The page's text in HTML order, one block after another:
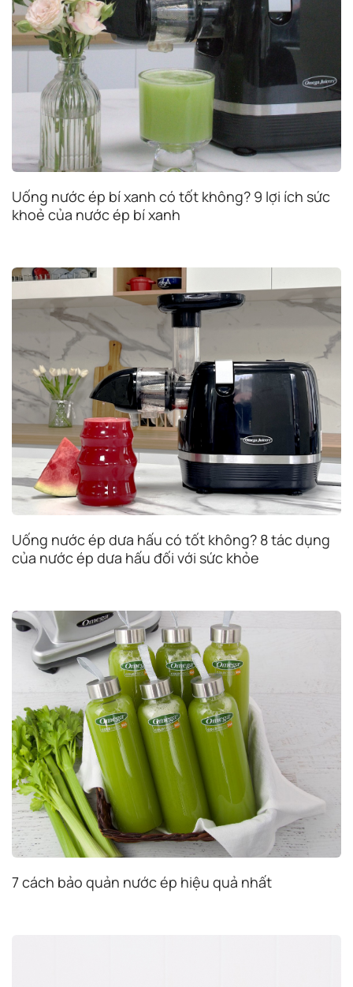
Uống nước ép bí xanh có tốt không? 9 lợi ích sức
khoẻ của nước ép bí xanh
Uống nước ép dưa hấu có tốt không? 8 tác dụng
của nước ép dưa hấu đối với sức khỏe
7 cách bảo quản nước ép hiệu quả nhất